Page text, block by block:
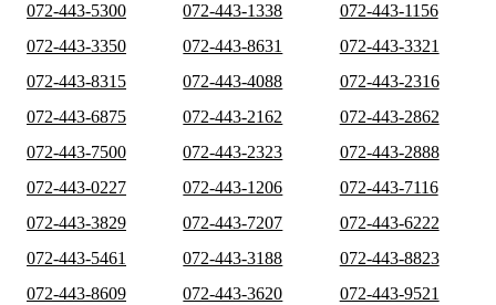
072-443-5300
072-443-1338
072-443-1156
072-443-3350
072-443-8631
072-443-3321
072-443-8315
072-443-4088
072-443-2316
072-443-6875
072-443-2162
072-443-2862
072-443-7500
072-443-2323
072-443-2888
072-443-0227
072-443-1206
072-443-7116
072-443-3829
072-443-7207
072-443-6222
072-443-5461
072-443-3188
072-443-8823
072-443-8609
072-443-3620
072-443-9521